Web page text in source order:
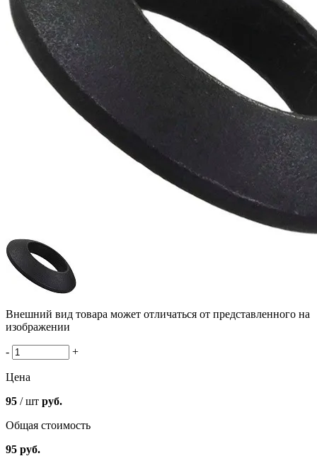
Внешний вид товара может отличаться от представленного на
изображении
- +
Цена
95 / шт руб.
Общая стоимость
95 руб.